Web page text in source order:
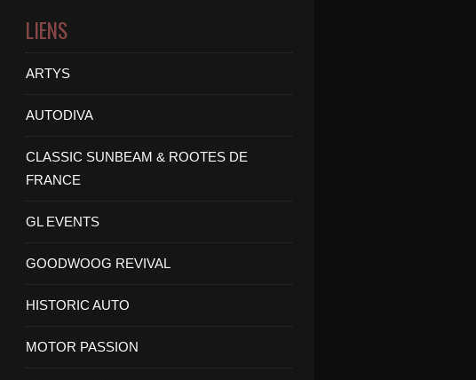
LIENS
ARTYS
AUTODIVA
CLASSIC SUNBEAM & ROOTES DE
FRANCE
GL EVENTS
GOODWOOG REVIVAL
HISTORIC AUTO
MOTOR PASSION